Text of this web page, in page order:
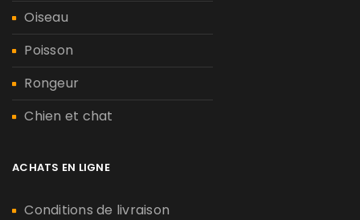
Oiseau
Poisson
Rongeur
Chien et chat
ACHATS EN LIGNE
Conditions de livraison